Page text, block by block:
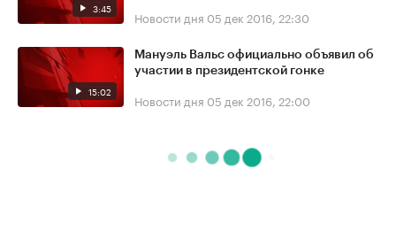
3:45 Новости дня 05 дек 2016, 22:30
15:02
Мануэль Вальс официально объявил об
участии в президентской гонке
Новости дня 05 дек 2016, 22:00